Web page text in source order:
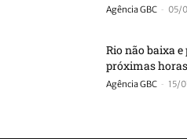
Agência GBC - 05/
Rio não baixa
próximas
Agência GBC - 15/